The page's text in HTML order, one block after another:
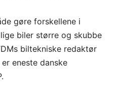
gøre forskellene i
biler større og skubbe
biltekniske redaktør
er eneste danske